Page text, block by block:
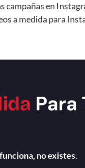
campañas en
a medida para
Para
no existes.